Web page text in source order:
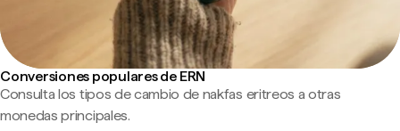
Conversiones populares de ERN
Consulta los tipos de cambio de nakfas eritreos a otras
monedas principales.